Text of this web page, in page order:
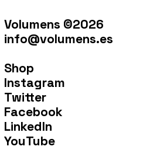
Volumens ©2026
info@volumens.es
Shop
Instagram
Twitter
Facebook
LinkedIn
YouTube